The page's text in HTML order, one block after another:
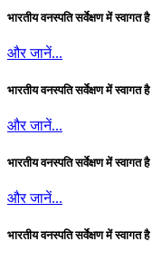
भारतीय वनस्पति सर्वेक्षण में स्वागत है
और जानें...
भारतीय वनस्पति सर्वेक्षण में स्वागत है
और जानें...
भारतीय वनस्पति सर्वेक्षण में स्वागत है
और जानें...
भारतीय वनस्पति सर्वेक्षण में स्वागत है